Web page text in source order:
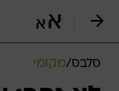
סלבס/מקומי